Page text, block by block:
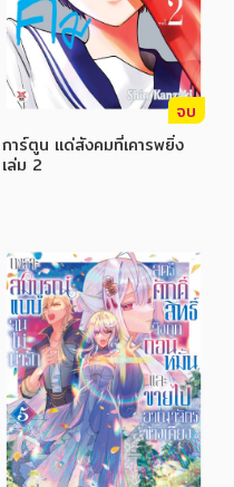
จบ
การ์ตูน แด่สังคมที่เคารพยิ่ง
เล่ม 2